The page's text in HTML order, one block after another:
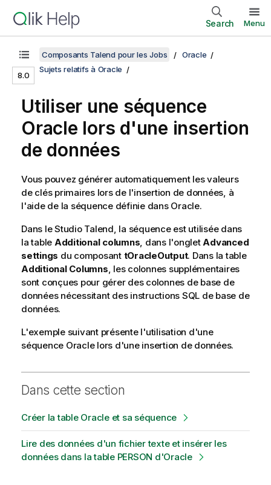
Search Menu
8.0
Composants Talend pour les Jobs
Oracle
Sujets relatifs à Oracle
Utiliser une séquence
Oracle lors d'une insertion
de données
Vous pouvez générer automatiquement les valeurs
de clés primaires lors de l'insertion de données, à
l'aide de la séquence définie dans Oracle.
Dans leStudio Talend, la séquence est utilisée dans
la table Additional columns, dans l'ongletAdvanced
settings du composant tOracleOutput. Dans la table
Additional Columns, les colonnes supplémentaires
sont conçues pour gérer des colonnes de base de
données nécessitant des instructions SQL de base de
données.
L'exemple suivant présente l'utilisation d'une
séquence Oracle lors d'une insertion de données.
Dans cette section
Créer la table Oracle et sa séquence
Lire des données d'un fichier texte et insérer les
données dans la table PERSON d'Oracle